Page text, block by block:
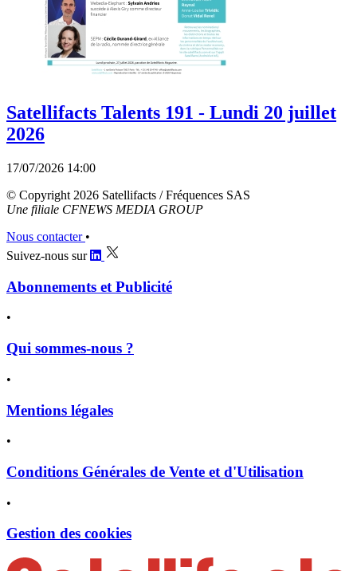
Satellifacts Talents 191 - Lundi 20 juillet
2026
17/07/2026 14:00
© Copyright 2026 Satellifacts / Fréquences SAS
Une filiale CFNEWS MEDIA GROUP
Nous contacter •
Suivez-nous sur
Abonnements et Publicité
•
Qui sommes-nous ?
•
Mentions légales
•
Conditions Générales de Vente et d'Utilisation
•
Gestion des cookies